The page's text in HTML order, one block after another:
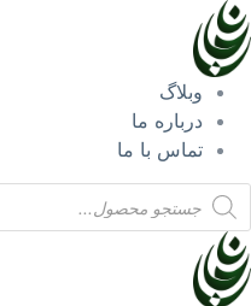
وبلاگ
درباره ما
تماس با ما
Products
search